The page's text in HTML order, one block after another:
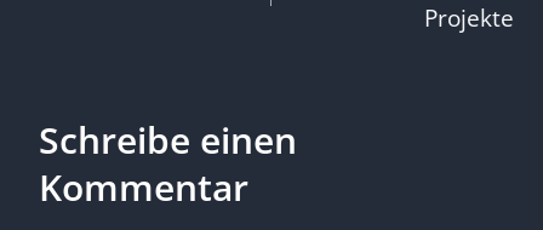
Projekte
Schreibe einen
Kommentar